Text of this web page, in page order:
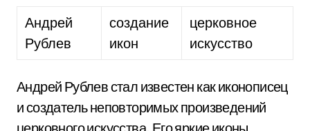
Андрей
Рублев
создание
икон
церковное
искусство
Андрей Рублев стал известен как иконописец
и создатель неповторимых произведений